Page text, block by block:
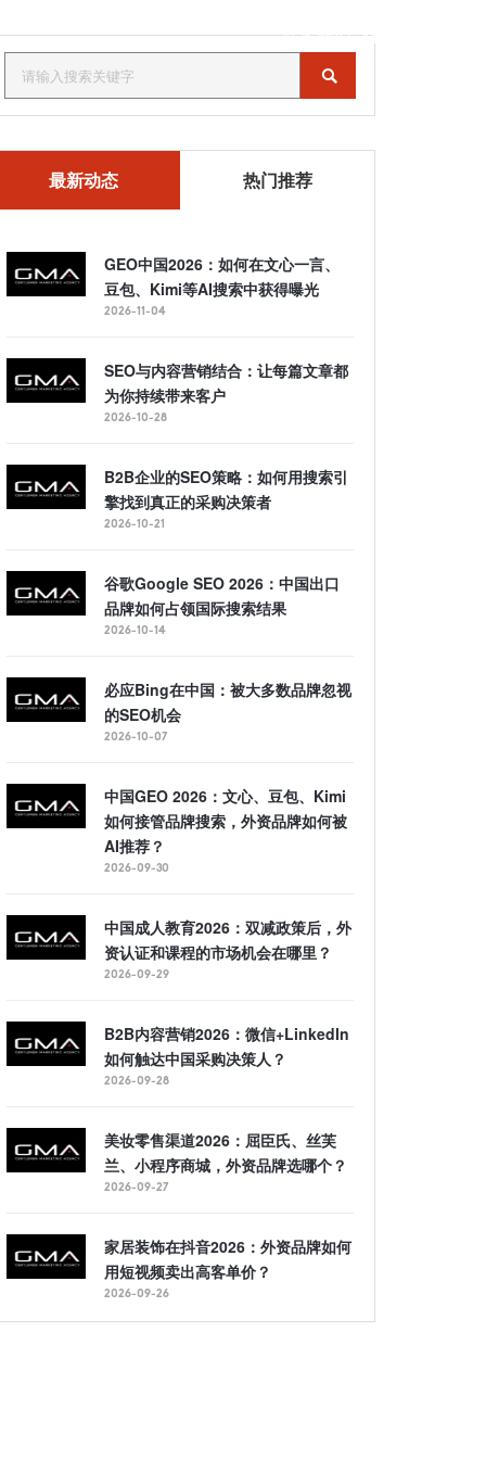
联系我们 MENU
最新动态 热门推荐
GEO中国2026：如何在文心一言、
豆包、Kimi等AI搜索中获得曝光
2026-11-04
SEO与内容营销结合：让每篇文章都
为你持续带来客户
2026-10-28
B2B企业的SEO策略：如何用搜索引
擎找到真正的采购决策者
2026-10-21
谷歌Google SEO 2026：中国出口
品牌如何占领国际搜索结果
2026-10-14
必应Bing在中国：被大多数品牌忽视
的SEO机会
2026-10-07
中国GEO 2026：文心、豆包、Kimi
如何接管品牌搜索，外资品牌如何被
AI推荐？
2026-09-30
中国成人教育2026：双减政策后，外
资认证和课程的市场机会在哪里？
2026-09-29
B2B内容营销2026：微信+LinkedIn
如何触达中国采购决策人？
2026-09-28
美妆零售渠道2026：屈臣氏、丝芙
兰、小程序商城，外资品牌选哪个？
2026-09-27
家居装饰在抖音2026：外资品牌如何
用短视频卖出高客单价？
2026-09-26